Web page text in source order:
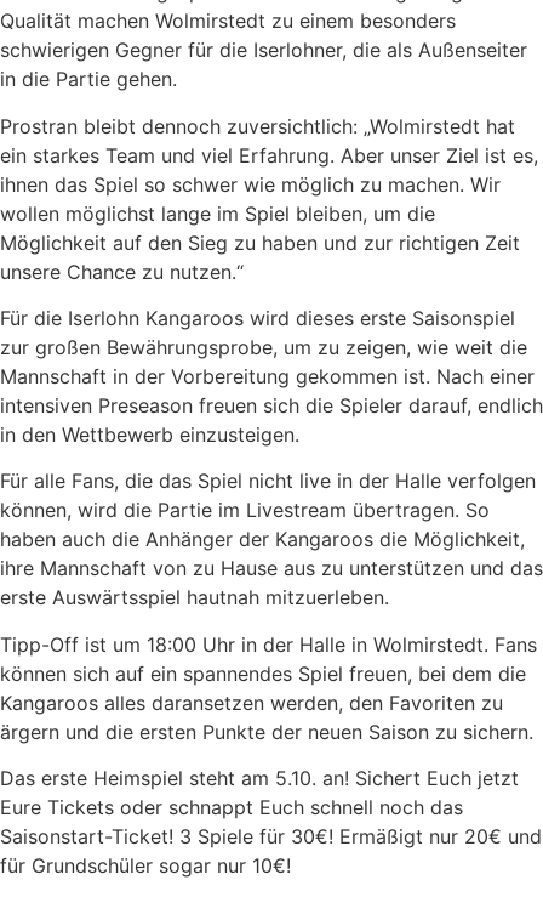
Qualität machen Wolmirstedt zu einem besonders
schwierigen Gegner für die Iserlohner, die als Außenseiter
in die Partie gehen.
Prostran bleibt dennoch zuversichtlich: „Wolmirstedt hat
ein starkes Team und viel Erfahrung. Aber unser Ziel ist es,
ihnen das Spiel so schwer wie möglich zu machen. Wir
wollen möglichst lange im Spiel bleiben, um die
Möglichkeit auf den Sieg zu haben und zur richtigen Zeit
unsere Chance zu nutzen.“
Für die Iserlohn Kangaroos wird dieses erste Saisonspiel
zur großen Bewährungsprobe, um zu zeigen, wie weit die
Mannschaft in der Vorbereitung gekommen ist. Nach einer
intensiven Preseason freuen sich die Spieler darauf, endlich
in den Wettbewerb einzusteigen.
Für alle Fans, die das Spiel nicht live in der Halle verfolgen
können, wird die Partie im Livestream übertragen. So
haben auch die Anhänger der Kangaroos die Möglichkeit,
ihre Mannschaft von zu Hause aus zu unterstützen und das
erste Auswärtsspiel hautnah mitzuerleben.
Tipp-Off ist um 18:00 Uhr in der Halle in Wolmirstedt. Fans
können sich auf ein spannendes Spiel freuen, bei dem die
Kangaroos alles daransetzen werden, den Favoriten zu
ärgern und die ersten Punkte der neuen Saison zu sichern.
Das erste Heimspiel steht am 5.10. an! Sichert Euch jetzt
Eure Tickets oder schnappt Euch schnell noch das
Saisonstart-Ticket! 3 Spiele für 30€! Ermäßigt nur 20€ und
für Grundschüler sogar nur 10€!